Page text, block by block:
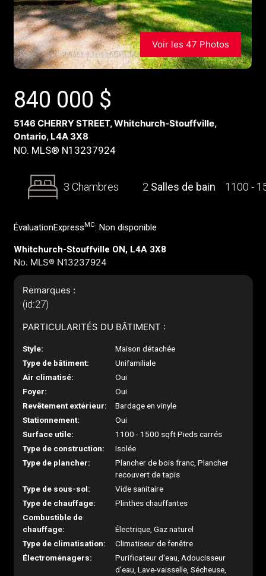
Voir les 47 Photos
840 000 $
5146 CHERRY STREET, Whitchurch-Stouffville,
Ontario, L4A 3X8
NO. MLS® N13237924
3 Chambres 2 Salles de bain 1100 -
ÉvaluationExpress MC: Non disponible
Whitchurch-Stouffville ON, L4A 3X8
No. MLS® N13237924
Remarques :
(id:27)
PARTICULARITÉS DU BÂTIMENT :
Style:
Maison détachée
Type de bâtiment:
Unifamiliale
Air climatisé:
Oui
Foyer:
Oui
Revêtement extérieur:
Bardage en vinyle
Stationnement:
Oui
Surface utile:
1100 - 1500 sqft Pieds carrés
Type de construction:
Isolée
Type de plancher:
Plancher de bois franc, Plancher
recouvert de tapis
Type de sous-sol:
Vide sanitaire
Type de chauffage:
Plinthes chauffantes
Combustible de
chauffage:
Électrique, Gaz naturel
Type de climatisation:
Climatiseur de fenêtre
Électroménagers:
Purificateur d'eau, Adoucisseur
d'eau, Lave-vaisselle, Sécheuse,